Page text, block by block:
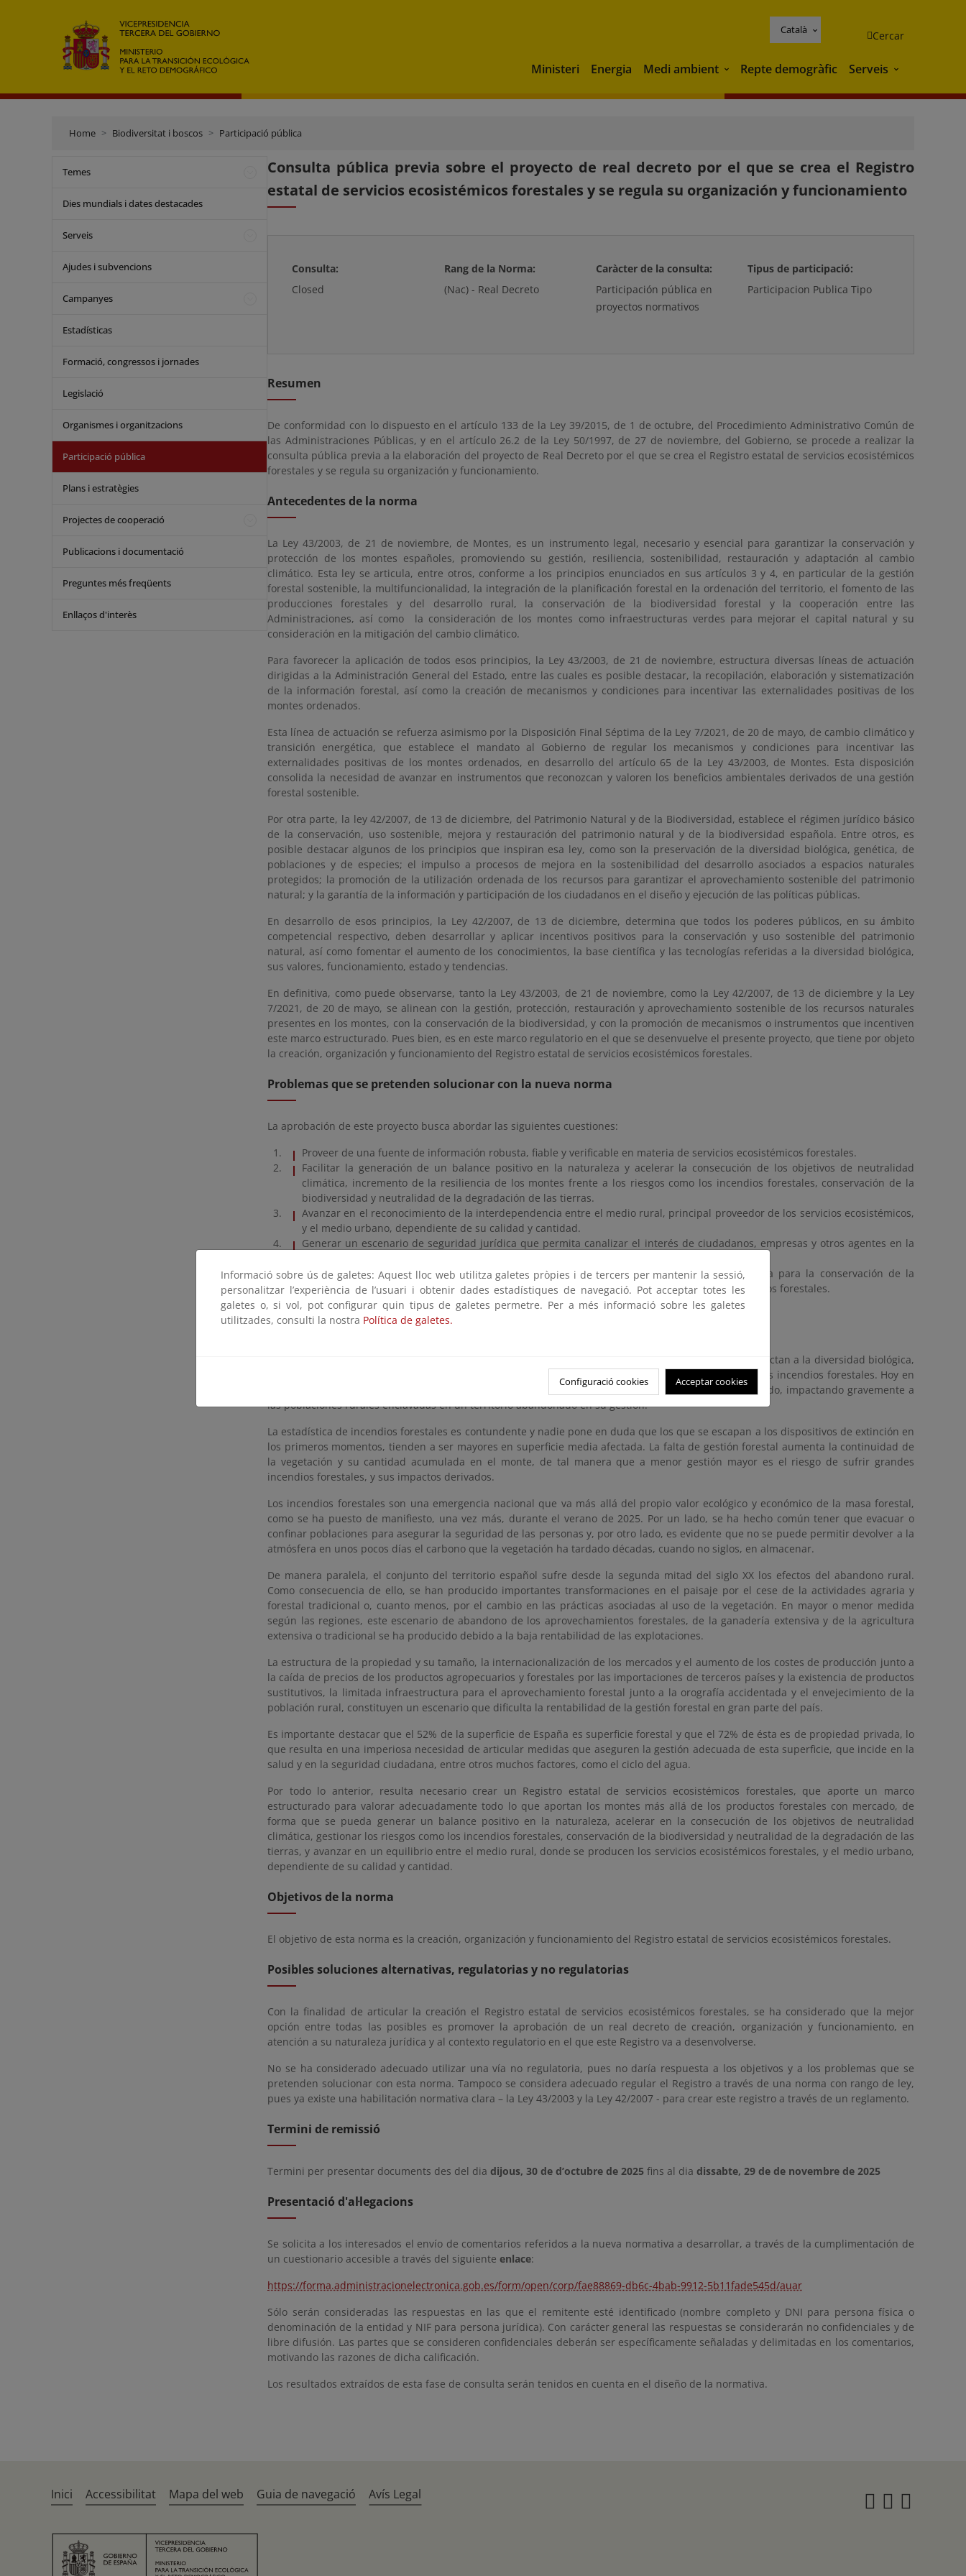
Català Cercar
Ministeri Energia Medi ambient Medi ambient
Repte demogràfic Serveis Serveis
Home Biodiversitat i boscos Participació pública
Temes
Dies mundials i dates destacades
Serveis
Ajudes i subvencions
Campanyes
Estadísticas
Formació, congressos i jornades
Legislació
Organismes i organitzacions
Participació pública
Plans i estratègies
Projectes de cooperació
Publicacions i documentació
Preguntes més freqüents
Enllaços d'interès
Consulta pública previa sobre el proyecto de real decreto por el que se crea el Registro
estatal de servicios ecosistémicos forestales y se regula su organización y funcionamiento
Consulta:
Closed
Rang de la Norma:
(Nac) - Real Decreto
Caràcter de la consulta:
Participación pública en
proyectos normativos
Tipus de participació:
Participacion Publica Tipo
Resumen
De conformidad con lo dispuesto en el artículo 133 de la Ley 39/2015, de 1 de octubre, del Procedimiento Administrativo Común de
las Administraciones Públicas, y en el artículo 26.2 de la Ley 50/1997, de 27 de noviembre, del Gobierno, se procede a realizar la
consulta pública previa a la elaboración del proyecto de Real Decreto por el que se crea el Registro estatal de servicios ecosistémicos
forestales y se regula su organización y funcionamiento.
Antecedentes de la norma
La Ley 43/2003, de 21 de noviembre, de Montes, es un instrumento legal, necesario y esencial para garantizar la conservación y
protección de los montes españoles, promoviendo su gestión, resiliencia, sostenibilidad, restauración y adaptación al cambio
climático. Esta ley se articula, entre otros, conforme a los principios enunciados en sus artículos 3 y 4, en particular de la gestión
forestal sostenible, la multifuncionalidad, la integración de la planificación forestal en la ordenación del territorio, el fomento de las
producciones forestales y del desarrollo rural, la conservación de la biodiversidad forestal y la cooperación entre las
Administraciones, así como la consideración de los montes como infraestructuras verdes para mejorar el capital natural y su
consideración en la mitigación del cambio climático.
Para favorecer la aplicación de todos esos principios, la Ley 43/2003, de 21 de noviembre, estructura diversas líneas de actuación
dirigidas a la Administración General del Estado, entre las cuales es posible destacar, la recopilación, elaboración y sistematización
de la información forestal, así como la creación de mecanismos y condiciones para incentivar las externalidades positivas de los
montes ordenados.
Esta línea de actuación se refuerza asimismo por la Disposición Final Séptima de la Ley 7/2021, de 20 de mayo, de cambio climático y
transición energética, que establece el mandato al Gobierno de regular los mecanismos y condiciones para incentivar las
externalidades positivas de los montes ordenados, en desarrollo del artículo 65 de la Ley 43/2003, de Montes. Esta disposición
consolida la necesidad de avanzar en instrumentos que reconozcan y valoren los beneficios ambientales derivados de una gestión
forestal sostenible.
Por otra parte, la ley 42/2007, de 13 de diciembre, del Patrimonio Natural y de la Biodiversidad, establece el régimen jurídico básico
de la conservación, uso sostenible, mejora y restauración del patrimonio natural y de la biodiversidad española. Entre otros, es
posible destacar algunos de los principios que inspiran esa ley, como son la preservación de la diversidad biológica, genética, de
poblaciones y de especies; el impulso a procesos de mejora en la sostenibilidad del desarrollo asociados a espacios naturales
protegidos; la promoción de la utilización ordenada de los recursos para garantizar el aprovechamiento sostenible del patrimonio
natural; y la garantía de la información y participación de los ciudadanos en el diseño y ejecución de las políticas públicas.
En desarrollo de esos principios, la Ley 42/2007, de 13 de diciembre, determina que todos los poderes públicos, en su ámbito
competencial respectivo, deben desarrollar y aplicar incentivos positivos para la conservación y uso sostenible del patrimonio
natural, así como fomentar el aumento de los conocimientos, la base científica y las tecnologías referidas a la diversidad biológica,
sus valores, funcionamiento, estado y tendencias.
En definitiva, como puede observarse, tanto la Ley 43/2003, de 21 de noviembre, como la Ley 42/2007, de 13 de diciembre y la Ley
7/2021, de 20 de mayo, se alinean con la gestión, protección, restauración y aprovechamiento sostenible de los recursos naturales
presentes en los montes, con la conservación de la biodiversidad, y con la promoción de mecanismos o instrumentos que incentiven
este marco estructurado. Pues bien, es en este marco regulatorio en el que se desenvuelve el presente proyecto, que tiene por objeto
la creación, organización y funcionamiento del Registro estatal de servicios ecosistémicos forestales.
Problemas que se pretenden solucionar con la nueva norma
La aprobación de este proyecto busca abordar las siguientes cuestiones:
Proveer de una fuente de información robusta, fiable y verificable en materia de servicios ecosistémicos forestales.
Facilitar la generación de un balance positivo en la naturaleza y acelerar la consecución de los objetivos de neutralidad
climática, incremento de la resiliencia de los montes frente a los riesgos como los incendios forestales, conservación de la
biodiversidad y neutralidad de la degradación de las tierras.
Avanzar en el reconocimiento de la interdependencia entre el medio rural, principal proveedor de los servicios ecosistémicos,
y el medio urbano, dependiente de su calidad y cantidad.
Generar un escenario de seguridad jurídica que permita canalizar el interés de ciudadanos, empresas y otros agentes en la
Visibilizar y promover el papel de la gestión forestal sostenible como herramienta necesaria para la conservación de la
biodiversidad, la adaptación al cambio climático y asegurar la provisión de servicios ecosistémicos forestales.
Necesidad y oportunidad de su aprobación
Los efectos del calentamiento global traen consigo transformaciones en los patrones climáticos que afectan a la diversidad biológica,
y generan condiciones de mayor riesgo ante la principal amenaza que sufre nuestro medio natural, los incendios forestales. Hoy en
día, éstos tienden a ser de mayor tamaño y virulencia por la mayor cantidad de combustible acumulado, impactando gravemente a
las poblaciones rurales enclavadas en un territorio abandonado en su gestión.
La estadística de incendios forestales es contundente y nadie pone en duda que los que se escapan a los dispositivos de extinción en
los primeros momentos, tienden a ser mayores en superficie media afectada. La falta de gestión forestal aumenta la continuidad de
la vegetación y su cantidad acumulada en el monte, de tal manera que a menor gestión mayor es el riesgo de sufrir grandes
incendios forestales, y sus impactos derivados.
Los incendios forestales son una emergencia nacional que va más allá del propio valor ecológico y económico de la masa forestal,
como se ha puesto de manifiesto, una vez más, durante el verano de 2025. Por un lado, se ha hecho común tener que evacuar o
confinar poblaciones para asegurar la seguridad de las personas y, por otro lado, es evidente que no se puede permitir devolver a la
atmósfera en unos pocos días el carbono que la vegetación ha tardado décadas, cuando no siglos, en almacenar.
De manera paralela, el conjunto del territorio español sufre desde la segunda mitad del siglo XX los efectos del abandono rural.
Como consecuencia de ello, se han producido importantes transformaciones en el paisaje por el cese de la actividades agraria y
forestal tradicional o, cuanto menos, por el cambio en las prácticas asociadas al uso de la vegetación. En mayor o menor medida
según las regiones, este escenario de abandono de los aprovechamientos forestales, de la ganadería extensiva y de la agricultura
extensiva o tradicional se ha producido debido a la baja rentabilidad de las explotaciones.
La estructura de la propiedad y su tamaño, la internacionalización de los mercados y el aumento de los costes de producción junto a
la caída de precios de los productos agropecuarios y forestales por las importaciones de terceros países y la existencia de productos
sustitutivos, la limitada infraestructura para el aprovechamiento forestal junto a la orografía accidentada y el envejecimiento de la
población rural, constituyen un escenario que dificulta la rentabilidad de la gestión forestal en gran parte del país.
Es importante destacar que el 52% de la superficie de España es superficie forestal y que el 72% de ésta es de propiedad privada, lo
que resulta en una imperiosa necesidad de articular medidas que aseguren la gestión adecuada de esta superficie, que incide en la
salud y en la seguridad ciudadana, entre otros muchos factores, como el ciclo del agua.
Por todo lo anterior, resulta necesario crear un Registro estatal de servicios ecosistémicos forestales, que aporte un marco
estructurado para valorar adecuadamente todo lo que aportan los montes más allá de los productos forestales con mercado, de
forma que se pueda generar un balance positivo en la naturaleza, acelerar en la consecución de los objetivos de neutralidad
climática, gestionar los riesgos como los incendios forestales, conservación de la biodiversidad y neutralidad de la degradación de las
tierras, y avanzar en un equilibrio entre el medio rural, donde se producen los servicios ecosistémicos forestales, y el medio urbano,
dependiente de su calidad y cantidad.
Objetivos de la norma
El objetivo de esta norma es la creación, organización y funcionamiento del Registro estatal de servicios ecosistémicos forestales.
Posibles soluciones alternativas, regulatorias y no regulatorias
Con la finalidad de articular la creación el Registro estatal de servicios ecosistémicos forestales, se ha considerado que la mejor
opción entre todas las posibles es promover la aprobación de un real decreto de creación, organización y funcionamiento, en
atención a su naturaleza jurídica y al contexto regulatorio en el que este Registro va a desenvolverse.
No se ha considerado adecuado utilizar una vía no regulatoria, pues no daría respuesta a los objetivos y a los problemas que se
pretenden solucionar con esta norma. Tampoco se considera adecuado regular el Registro a través de una norma con rango de ley,
pues ya existe una habilitación normativa clara – la Ley 43/2003 y la Ley 42/2007 - para crear este registro a través de un reglamento.
Termini de remissió
Termini per presentar documents des del dia dijous, 30 de d’octubre de 2025 fins al dia dissabte, 29 de de novembre de 2025
Presentació d'al·legacions
Se solicita a los interesados el envío de comentarios referidos a la nueva normativa a desarrollar, a través de la cumplimentación de
un cuestionario accesible a través del siguiente enlace:
https://forma.administracionelectronica.gob.es/form/open/corp/fae88869-db6c-4bab-9912-5b11fade545d/auar
Sólo serán consideradas las respuestas en las que el remitente esté identificado (nombre completo y DNI para persona física o
denominación de la entidad y NIF para persona jurídica). Con carácter general las respuestas se considerarán no confidenciales y de
libre difusión. Las partes que se consideren confidenciales deberán ser específicamente señaladas y delimitadas en los comentarios,
motivando las razones de dicha calificación.
Los resultados extraídos de esta fase de consulta serán tenidos en cuenta en el diseño de la normativa.
Informació sobre ús de galetes: Aquest lloc web utilitza galetes pròpies i de tercers per mantenir la sessió,
personalitzar l’experiència de l’usuari i obtenir dades estadístiques de navegació. Pot acceptar totes les
galetes o, si vol, pot configurar quin tipus de galetes permetre. Per a més informació sobre les galetes
utilitzades, consulti la nostra Política de galetes.
Configuració cookies Acceptar cookies
Inici Accessibilitat Mapa del web Guia de navegació Avís Legal Twitter